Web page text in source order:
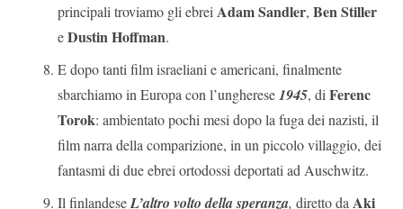
principali troviamo gli ebreiAdam Sandler, Ben Stiller
eDustin Hoffman.
E dopo tanti film israeliani e americani, finalmente
sbarchiamo in Europa con l’ungherese1945, diFerenc
Torok: ambientato pochi mesi dopo la fuga dei nazisti, il
film narra della comparizione, in un piccolo villaggio, dei
fantasmi di due ebrei ortodossi deportati ad Auschwitz.
Il finlandeseL’altro volto della speranza, diretto daAki